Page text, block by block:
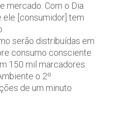
mercado. Com o Dia
ele [consumidor] tem
serão distribuídas em
consumo consciente
150 mil marcadores
o 2º
de um minuto